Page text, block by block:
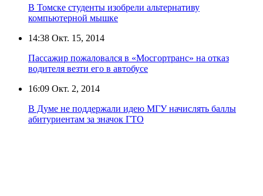
В Томске студенты изобрели альтернативу
компьютерной мышке
14:38 Окт. 15, 2014
Пассажир пожаловался в «Мосгортранс» на отказ
водителя везти его в автобусе
16:09 Окт. 2, 2014
В Думе не поддержали идею МГУ начислять баллы
абитуриентам за значок ГТО